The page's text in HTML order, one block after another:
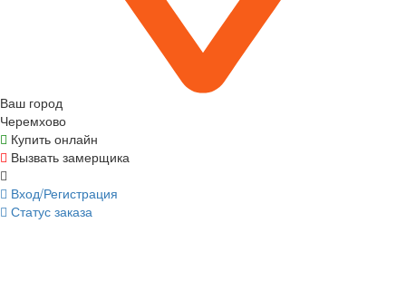
Ваш город
Черемхово
Купить онлайн
Вызвать замерщика
Вход/Регистрация
Статус заказа